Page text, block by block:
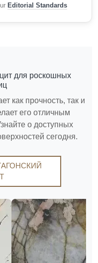
Editorial Standards
для роскошных
как прочность, так и
его отличным
о доступных
сегодня.